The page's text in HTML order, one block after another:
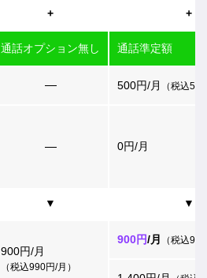
通話オプション無し 通話準定額
500円/月 （税込
0円/月
900円/月
（税込990円/月）
900円/月 （税込